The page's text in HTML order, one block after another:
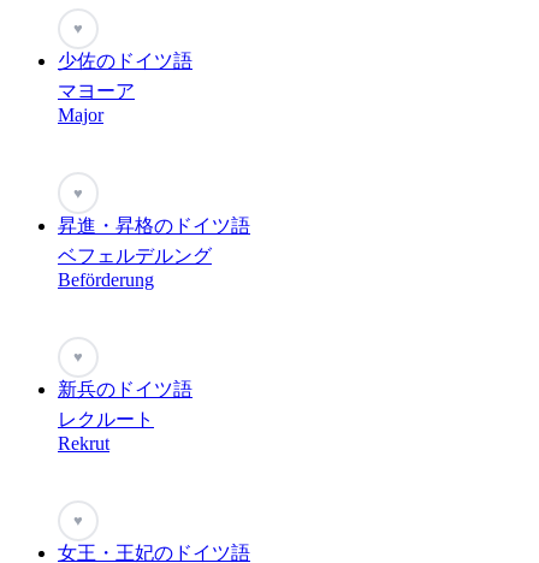
♥
少佐のドイツ語
マヨーア
Major
♥
昇進・昇格のドイツ語
ベフェルデルング
Beförderung
♥
新兵のドイツ語
レクルート
Rekrut
♥
女王・王妃のドイツ語